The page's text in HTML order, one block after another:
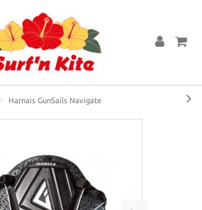
Harnais GunSails Navigate